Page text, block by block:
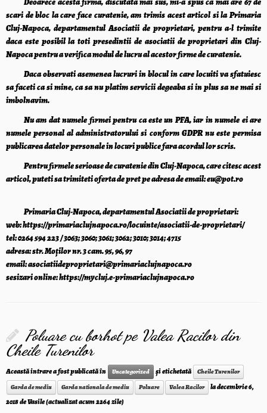
Deoarece acesta firma, discutata mai sus, mi-a spus ca mai are 67 de
scari de bloc la care face curatenie, am trimis acest articol si la Primaria
Cluj-Napoca, departamentul Asociatii de proprietari, pentru a-l trimite
daca este posibil la toti presedintii de asociatii de proprietari din Cluj-
Napoca pentru a verifica modul de lucru al acestor firme de curatenie.
Daca observati asemenea lucruri in blocul in care locuiti va sfatuiesc
sa faceti ca si mine, ca sa nu platim servicii degeaba si in plus sa ne mai si
imbolnavim.
Nu am dat numele firmei pentru ca este un PFA, iar in numele ei are
numele personal al administratorului si conformGDPR nu este permisa
publicarea datelor personale in locuri publice fara acordul lor scris.
Pentru firmele serioase de curatenie din Cluj-Napoca, care citesc acest
articol, puteti sa trimiteti oferta de pret pe adresa de email: eu@pot.ro
Primaria Cluj-Napoca, departamentul Asociatii de proprietari:
web:https://primariaclujnapoca.ro/locuinte/asociatii-de-proprietari/
tel: 0264 594 223 / 3063; 3060; 3061; 3062; 3010; 3014; 4715
adresa: str. Moților nr. 3 cam. 95, 96, 97
email:asociatiideproprietari@primariaclujnapoca.ro
sesizari online:https://mycluj.e-primariaclujnapoca.ro
Poluare cu borhot pe Valea Racilor din
Cheile Turenilor
Această intrare a fost publicată în Uncategorized și etichetată Cheile Turenilor
Garda de mediu
Garda nationala de mediu Poluare Valea Racilor ladecembrie 6,
2018deVasile(actualizat acum 2264 zile)